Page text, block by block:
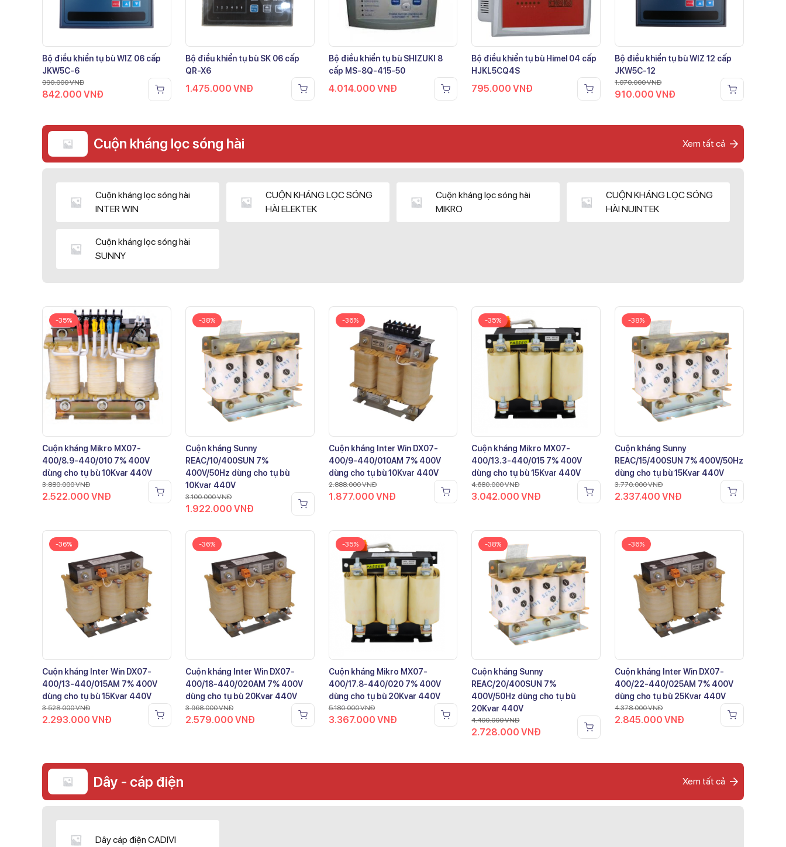
Bộ điều khiển tụ bù WIZ 06 cấp
JKW5C-6
990.000VNĐ
842.000 VNĐ
Bộ điều khiển tụ bù SK 06 cấp
QR-X6
1.475.000 VNĐ
Bộ điều khiển tụ bù SHIZUKI 8
cấp MS-8Q-415-50
4.014.000 VNĐ
Bộ điều khiển tụ bù Himel 04 cấp
HJKL5CQ4S
795.000VNĐ
Bộ điều khiển tụ bù WIZ 12 cấp
JKW5C-12
1.070.000VNĐ
910.000VNĐ
Cuộn kháng lọc sóng hài Xem tất cả
Cuộn kháng lọc sóng hài
INTER WIN
CUỘN KHÁNG LỌC SÓNG
HÀI ELEKTEK
Cuộn kháng lọc sóng hài
MIKRO
CUỘN KHÁNG LỌC SÓNG
HÀI NUINTEK
Cuộn kháng lọc sóng hài
SUNNY
-35%
Cuộn kháng Mikro MX07-
400/8.9-440/010 7% 400V
dùng cho tụ bù 10Kvar 440V
3.880.000VNĐ
2.522.000 VNĐ
-38%
Cuộn kháng Sunny
REAC/10/400SUN 7%
400V/50Hz dùng cho tụ bù
10Kvar 440V
3.100.000VNĐ
1.922.000 VNĐ
-36%
Cuộn kháng Inter Win DX07-
400/9-440/010AM 7% 400V
dùng cho tụ bù 10Kvar 440V
2.888.000VNĐ
1.877.000 VNĐ
-35%
Cuộn kháng Mikro MX07-
400/13.3-440/015 7% 400V
dùng cho tụ bù 15Kvar 440V
4.680.000VNĐ
3.042.000VNĐ
-38%
Cuộn kháng Sunny
REAC/15/400SUN 7% 400V/50Hz
dùng cho tụ bù 15Kvar 440V
3.770.000VNĐ
2.337.400VNĐ
-36%
Cuộn kháng Inter Win DX07-
400/13-440/015AM 7% 400V
dùng cho tụ bù 15Kvar 440V
3.528.000VNĐ
2.293.000 VNĐ
-36%
Cuộn kháng Inter Win DX07-
400/18-440/020AM 7% 400V
dùng cho tụ bù 20Kvar 440V
3.968.000VNĐ
2.579.000 VNĐ
-35%
Cuộn kháng Mikro MX07-
400/17.8-440/020 7% 400V
dùng cho tụ bù 20Kvar 440V
5.180.000VNĐ
3.367.000 VNĐ
-38%
Cuộn kháng Sunny
REAC/20/400SUN 7%
400V/50Hz dùng cho tụ bù
20Kvar 440V
4.400.000VNĐ
2.728.000VNĐ
-36%
Cuộn kháng Inter Win DX07-
400/22-440/025AM 7% 400V
dùng cho tụ bù 25Kvar 440V
4.378.000VNĐ
2.845.000VNĐ
Dây - cáp điện Xem tất cả
Dây cáp điện CADIVI